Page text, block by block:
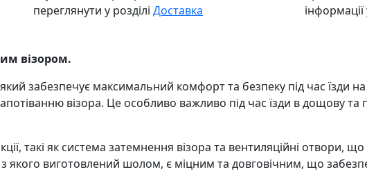
переглянути у розділі Доставка
інформації
візором.
забезпечує максимальний комфорт та безпеку під час їзди
візора. Це особливо важливо під час їзди в дощову та
такі як система затемнення візора та вентиляційні отвори,
якого виготовлений шолом, є міцним та довговічним, що